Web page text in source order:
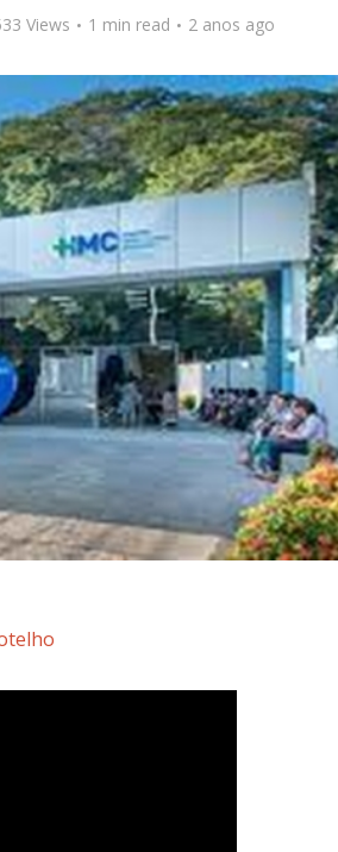
Views 1 min read 2 anos ago